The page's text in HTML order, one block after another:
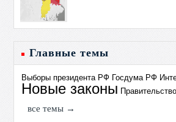
Главные темы
Выборы президента РФ Госдума РФ
Новые законы Правительство
все темы →